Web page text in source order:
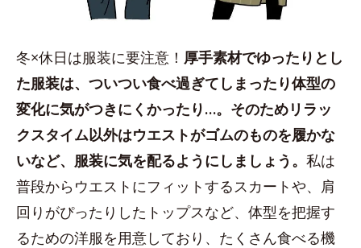
冬×休日は服装に要注意！ 厚手素材でゆったりとし
た服装は、ついつい食べ過ぎてしまったり体型の
変化に気がつきにくかったり…。そのためリラッ
クスタイム以外はウエストがゴムのものを履かな
いなど、服装に気を配るようにしましょう。 私は
普段からウエストにフィットするスカートや、肩
回りがぴったりしたトップスなど、体型を把握す
るための洋服を用意しており、たくさん食べる機